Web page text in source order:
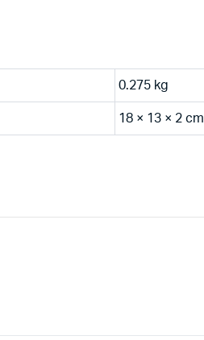
0.275 kg
18 × 13 × 2 cm